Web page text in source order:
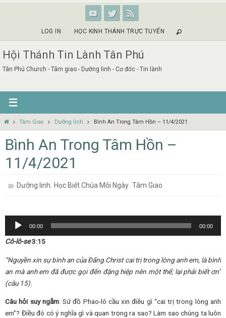
LOG IN HỌC KINH THÁNH TRỰC TUYẾN
Hội Thánh Tin Lành Tân Phú
Tân Phú Church - Tâm giao - Dưỡng linh - Cơ đốc - Tin lành
HomeTâm Giao Dưỡng linh Bình An Trong Tâm Hồn – 11/4/2021
Bình An Trong Tâm Hồn –
11/4/2021
Dưỡng linh,Học Biết Chúa Mỗi Ngày,Tâm Giao
Audio
00:00 00:00
Cô-lô-se3:15
“Nguyền xin sự bình an của Đấng Christ cai trị trong lòng anh em, là bình
an mà anh em đã được gọi đến đặng hiệp nên một thể; lại phải biết ơn”
(câu 15).
Câu hỏi suy ngẫm: Sứ đồ Phao-lô cầu xin điều gì “cai trị trong lòng anh
em”? Điều đó có ý nghĩa gì và quan trọng ra sao? Làm sao chúng ta luôn